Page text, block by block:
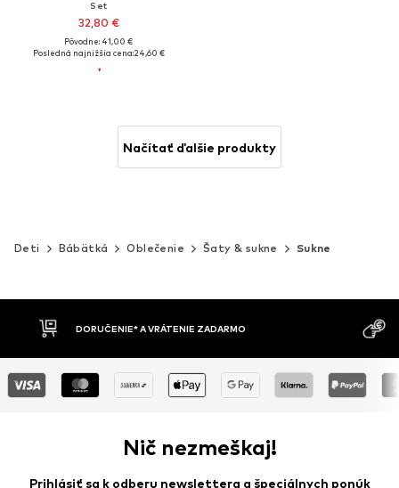
Set
32,80 €
Pôvodne: 41,00 €
Posledná najnižšia cena:24,60 €
Načítať ďalšie produkty
Deti Bábätká Oblečenie Šaty & sukne Sukne
DOBIERKA
MOŽNOSŤ
Nič nezmeškaj!
Prihlásiť sa k odberu newslettera a špeciálnych ponúk